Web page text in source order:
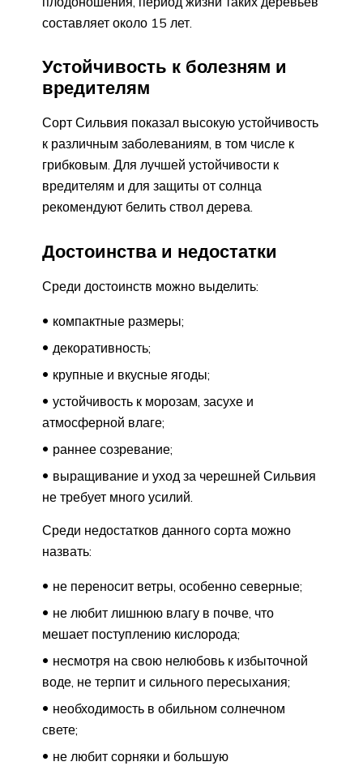
составляет около 15 лет.
Устойчивость к болезням и
вредителям
Сорт Сильвия показал высокую устойчивость
к различным заболеваниям, в том числе к
грибковым. Для лучшей устойчивости к
вредителям и для защиты от солнца
рекомендуют белить ствол дерева.
Достоинства и недостатки
Среди достоинств можно выделить:
компактные размеры;
декоративность;
крупные и вкусные ягоды;
устойчивость к морозам, засухе и
атмосферной влаге;
раннее созревание;
выращивание и уход за черешней Сильвия
не требует много усилий.
Среди недостатков данного сорта можно
назвать:
не переносит ветры, особенно северные;
не любит лишнюю влагу в почве, что
мешает поступлению кислорода;
несмотря на свою нелюбовь к избыточной
воде, не терпит и сильного пересыхания;
необходимость в обильном солнечном
свете;
не любит сорняки и большую